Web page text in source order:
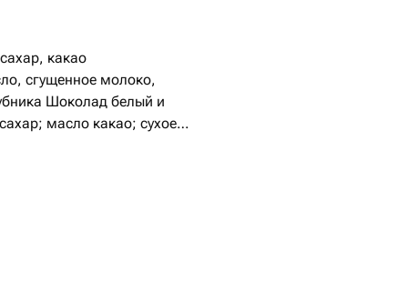
какао
сгущенное молоко,
Шоколад белый и
масло какао; сухое
тертое; эмульгатор: соевый